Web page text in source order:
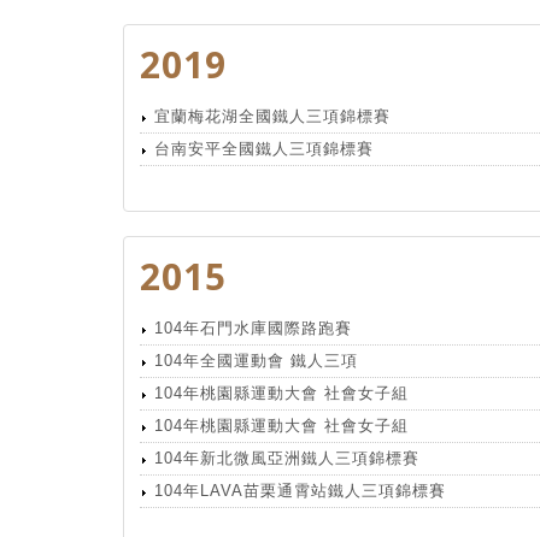
2019
宜蘭梅花湖全國鐵人三項錦標賽
台南安平全國鐵人三項錦標賽
2015
104年石門水庫國際路跑賽
104年全國運動會 鐵人三項
104年桃園縣運動大會 社會女子組
104年桃園縣運動大會 社會女子組
104年新北微風亞洲鐵人三項錦標賽
104年LAVA苗栗通霄站鐵人三項錦標賽